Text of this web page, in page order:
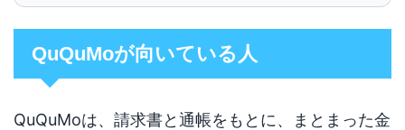
QuQuMoが向いている人
QuQuMoは、請求書と通帳をもとに、まとまった金